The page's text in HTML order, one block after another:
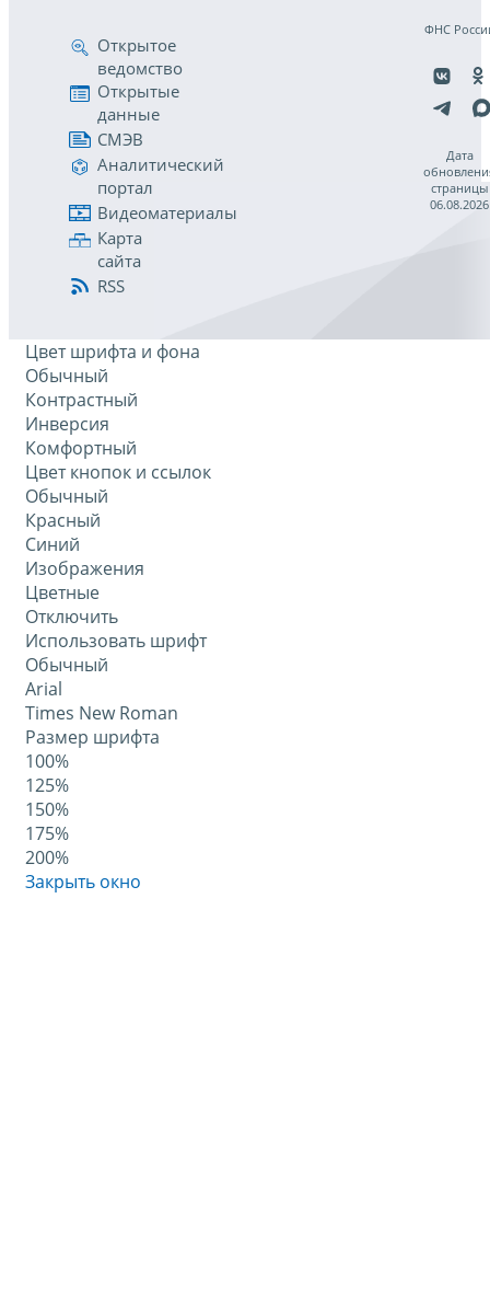
Открытое
ведомство
Открытые
данные
СМЭВ
Аналитический
портал
Видеоматериалы
Карта
сайта
RSS
ФНС
Дата
страницы
06.08.2026
Цвет шрифта и фона
Обычный
Контрастный
Инверсия
Комфортный
Цвет кнопок и ссылок
Обычный
Красный
Синий
Изображения
Цветные
Отключить
Использовать шрифт
Обычный
Arial
Times New Roman
Размер шрифта
100%
125%
150%
175%
200%
Закрыть окно